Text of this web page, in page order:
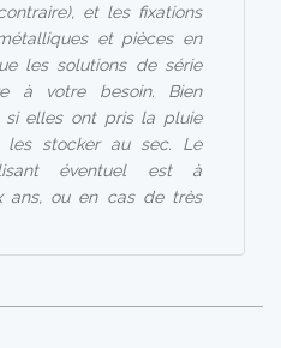
et les fixations
et pièces en
les solutions de série
à votre besoin. Bien
si elles ont pris la pluie
stocker au sec. Le
éventuel est à
ans, ou en cas de très